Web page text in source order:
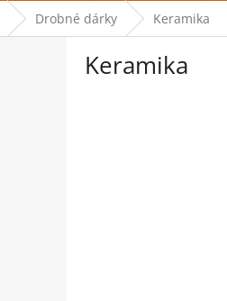
Drobné dárky Keramika
Keramika